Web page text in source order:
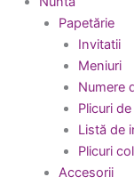
Papetărie
Invitatii
Meniuri
Numere
Plicuri
Listă de
Plicuri
Accesorii